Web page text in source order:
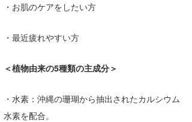
・お肌のケアをしたい方
・最近疲れやすい方
＜植物由来の5種類の主成分＞
・水素：沖縄の珊瑚から抽出されたカルシウム
水素を配合。